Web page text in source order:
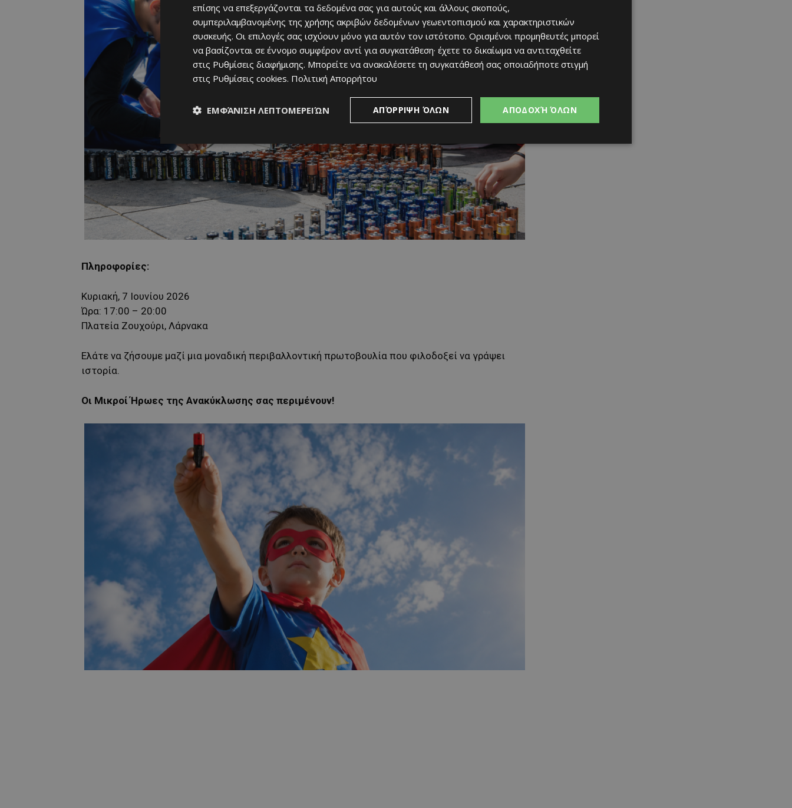
Πληροφορίες:
Κυριακή, 7 Ιουνίου 2026
Ώρα: 17:00 – 20:00
Πλατεία Ζουχούρι, Λάρνακα
Ελάτε να ζήσουμε μαζί μια μοναδική περιβαλλοντική πρωτοβουλία που φιλοδοξεί να γράψει
ιστορία.
Οι Μικροί Ήρωες της Ανακύκλωσης σας περιμένουν!
επίσης να επεξεργάζονται τα δεδομένα σας για αυτούς και άλλους σκοπούς,
συμπεριλαμβανομένης της χρήσης ακριβών δεδομένων γεωεντοπισμού και χαρακτηριστικών
συσκευής. Οι επιλογές σας ισχύουν μόνο για αυτόν τον ιστότοπο. Ορισμένοι προμηθευτές μπορεί
να βασίζονται σε έννομο συμφέρον αντί για συγκατάθεση· έχετε το δικαίωμα να αντιταχθείτε
στις Ρυθμίσεις διαφήμισης. Μπορείτε να ανακαλέσετε τη συγκατάθεσή σας οποιαδήποτε στιγμή
στις Ρυθμίσεις cookies. Πολιτική Απορρήτου
ΑΠΟΔΟΧΉ ΌΛΩΝ
ΑΠΌΡΡΙΨΗ ΌΛΩΝ
ΕΜΦΆΝΙΣΗ ΛΕΠΤΟΜΕΡΕΙΏΝ